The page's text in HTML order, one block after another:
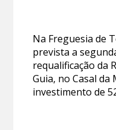
Na Freguesia de
prevista a
requalificação da
Guia, no Casal da
investimento de